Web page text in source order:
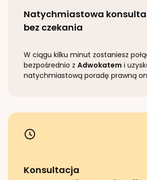
Natychmiastowa
bez czekania
W ciągu kilku minut zostaniesz
bezpośrednio z Adwokatem i
natychmiastową poradę prawną
Konsultacja